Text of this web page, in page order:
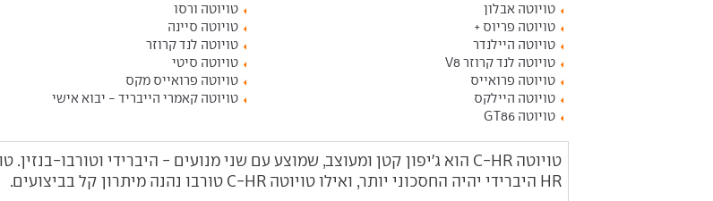
טויוטה אבלון
טויוטה ורסו
טויוטה פריוס +
טויוטה סיינה
טויוטה היילנדר
טויוטה לנד קרוזר
טויוטה לנד קרוזר V8
טויוטה סיטי
טויוטה פרואייס
טויוטה פרואייס מקס
טויוטה היילקס
טויוטה קאמרי הייבריד - יבוא אישי
טויוטה GT86
HR היברידי יהיה החסכוני יותר, ואילו טויוטה C-HR טורבו נהנה מיתרון קל בביצועים.